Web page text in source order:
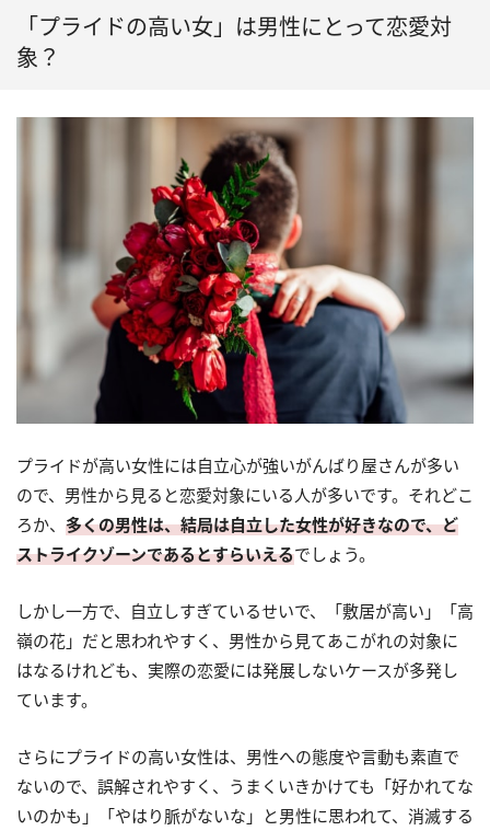
「プライドの高い女」は男性にとって恋愛対
象？
プライドが高い女性には自立心が強いがんばり屋さんが多い
ので、男性から見ると恋愛対象にいる人が多いです。それどこ
ろか、 多くの男性は、結局は自立した女性が好きなので、ど
ストライクゾーンであるとすらいえるでしょう。
しかし一方で、自立しすぎているせいで、「敷居が高い」「高
嶺の花」だと思われやすく、男性から見てあこがれの対象に
はなるけれども、実際の恋愛には発展しないケースが多発し
ています。
さらにプライドの高い女性は、男性への態度や言動も素直で
ないので、誤解されやすく、うまくいきかけても「好かれてな
いのかも」「やはり脈がないな」と男性に思われて、消滅する